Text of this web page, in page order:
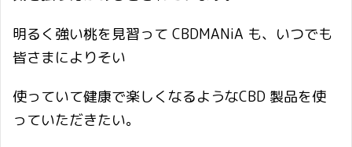
明るく強い桃を見習って CBDMANiA も、いつでも
皆さまによりそい
使っていて健康で楽しくなるようなCBD 製品を使
っていただきたい。